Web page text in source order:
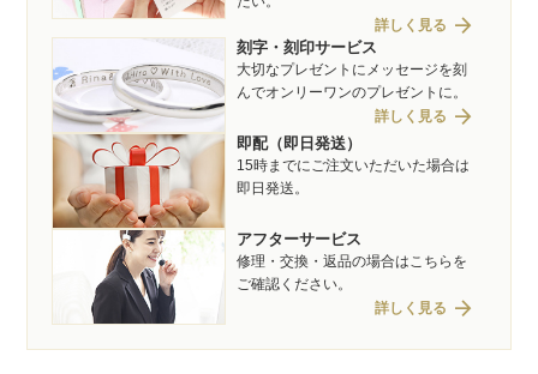
詳しく見る arrow_forward
刻字・刻印サービス
大切なプレゼントにメッセージを刻
んでオンリーワンのプレゼントに。
詳しく見る arrow_forward
即配（即日発送）
15時までにご注文いただいた場合は
即日発送。
アフターサービス
修理・交換・返品の場合はこちらを
ご確認ください。
詳しく見る arrow_forward